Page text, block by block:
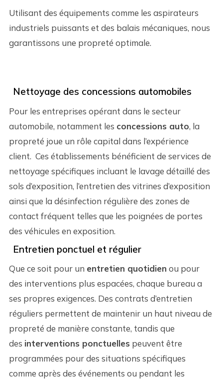
Utilisant des équipements comme les aspirateurs
industriels puissants et des balais mécaniques, nous
garantissons une propreté optimale.
Nettoyage des concessions automobiles
Pour les entreprises opérant dans le secteur
automobile, notamment les concessions auto, la
propreté joue un rôle capital dans l’expérience
client. Ces établissements bénéficient de services de
nettoyage spécifiques incluant le lavage détaillé des
sols d’exposition, l’entretien des vitrines d’exposition
ainsi que la désinfection régulière des zones de
contact fréquent telles que les poignées de portes
des véhicules en exposition.
Entretien ponctuel et régulier
Que ce soit pour un entretien quotidien ou pour
des interventions plus espacées, chaque bureau a
ses propres exigences. Des contrats d’entretien
réguliers permettent de maintenir un haut niveau de
propreté de manière constante, tandis que
des interventions ponctuelles peuvent être
programmées pour des situations spécifiques
comme après des événements ou pendant les